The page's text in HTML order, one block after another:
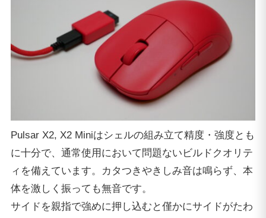
Pulsar X2, X2 Miniはシェルの組み立て精度・強度とも
に十分で、通常使用において問題ないビルドクオリテ
ィを備えています。カタつきやきしみ音は鳴らず、本
体を激しく振っても無音です。
サイドを親指で強めに押し込むと僅かにサイドがたわ